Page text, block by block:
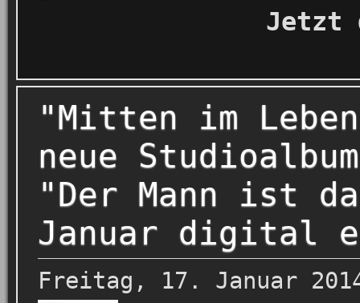
Jetzt
"Mitten im
neue
"Der Mann ist
Januar digital
Freitag, 17. Januar